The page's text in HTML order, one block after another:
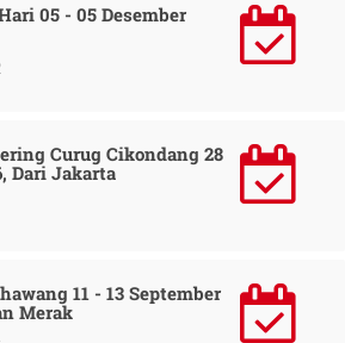
05 - 05 Desember
Curug Cikondang 28
Dari Jakarta
11 - 13 September
Merak